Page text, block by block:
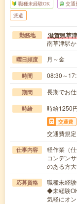
職種未経験OK 交通
派遣
勤務地 滋賀県草
南草津駅
曜日頻度 月～金
時間 08:30～
期間 長期でお
時給 時給1250
交通費
交通費規
仕事内容
軽作業（
コンデン
のある方
応募資格
職種未経
◆未経験
気軽にオ